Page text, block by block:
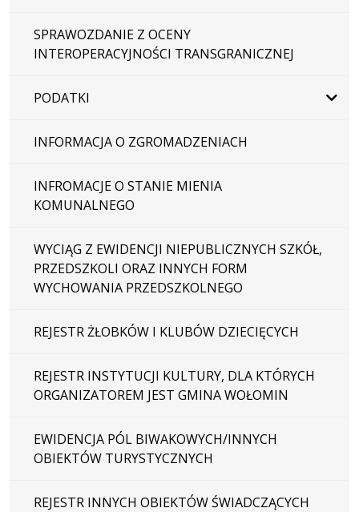
SPRAWOZDANIE Z OCENY
INTEROPERACYJNOŚCI TRANSGRANICZNEJ
PODATKI
INFORMACJA O ZGROMADZENIACH
INFROMACJE O STANIE MIENIA
KOMUNALNEGO
WYCIĄG Z EWIDENCJI NIEPUBLICZNYCH SZKÓŁ,
PRZEDSZKOLI ORAZ INNYCH FORM
WYCHOWANIA PRZEDSZKOLNEGO
REJESTR ŻŁOBKÓW I KLUBÓW DZIECIĘCYCH
REJESTR INSTYTUCJI KULTURY, DLA KTÓRYCH
ORGANIZATOREM JEST GMINA WOŁOMIN
EWIDENCJA PÓL BIWAKOWYCH/INNYCH
OBIEKTÓW TURYSTYCZNYCH
REJESTR INNYCH OBIEKTÓW ŚWIADCZĄCYCH